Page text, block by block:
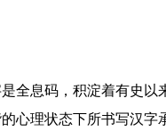
全息码，积淀着有史以
心理状态下所书写汉字